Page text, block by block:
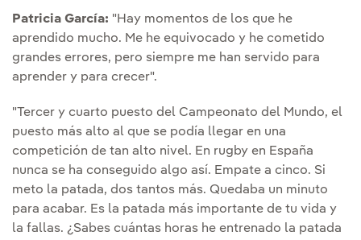
Patricia García: "Hay momentos de los que he
aprendido mucho. Me he equivocado y he cometido
grandes errores, pero siempre me han servido para
aprender y para crecer".
"Tercer y cuarto puesto del Campeonato del Mundo, el
puesto más alto al que se podía llegar en una
competición de tan alto nivel. En rugby en España
nunca se ha conseguido algo así. Empate a cinco. Si
meto la patada, dos tantos más. Quedaba un minuto
para acabar. Es la patada más importante de tu vida y
la fallas. ¿Sabes cuántas horas he entrenado la patada